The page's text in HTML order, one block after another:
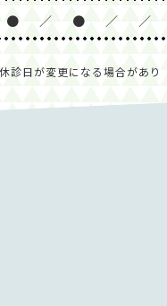
● ／ ● ／
／
診日が変更になる場合があり